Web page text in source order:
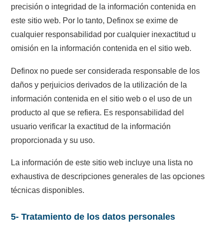
precisión o integridad de la información contenida en
este sitio web. Por lo tanto, Definox se exime de
cualquier responsabilidad por cualquier inexactitud u
omisión en la información contenida en el sitio web.
Definox no puede ser considerada responsable de los
daños y perjuicios derivados de la utilización de la
información contenida en el sitio web o el uso de un
producto al que se refiera. Es responsabilidad del
usuario verificar la exactitud de la información
proporcionada y su uso.
La información de este sitio web incluye una lista no
exhaustiva de descripciones generales de las opciones
técnicas disponibles.
5- Tratamiento de los datos personales